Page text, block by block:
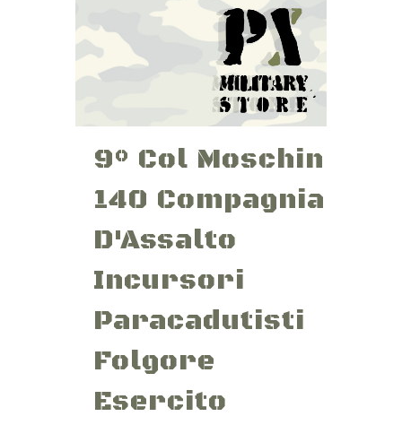
9° Col Moschin
140 Compagnia
D'Assalto
Incursori
Paracadutisti
Folgore
Esercito